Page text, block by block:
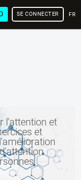
SE CONNECTER
l'attention et
et